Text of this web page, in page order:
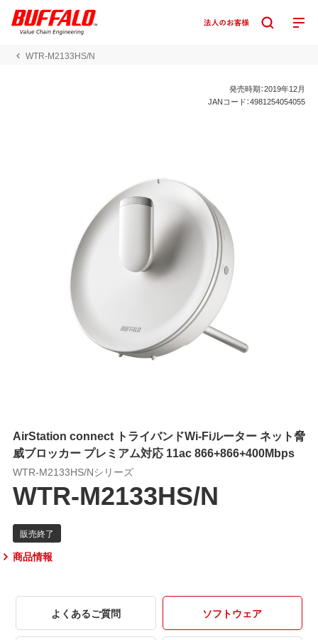
WTR-M2133HS/N
発売時期：2019年12月
JANコード：4981254054055
AirStation connect トライバンドWi-Fiルーター ネット脅
威ブロッカー プレミアム対応 11ac 866+866+400Mbps
WTR-M2133HS/Nシリーズ
WTR-M2133HS/N
商品情報
よくあるご質問 ソフトウェア